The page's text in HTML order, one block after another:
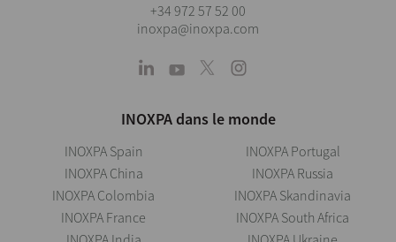
+34 972 57 52 00
inoxpa@inoxpa.com
INOXPA dans le monde
INOXPA Spain
INOXPA China
INOXPA Colombia
INOXPA France
INOXPA Portugal
INOXPA Russia
INOXPA Skandinavia
INOXPA South Africa